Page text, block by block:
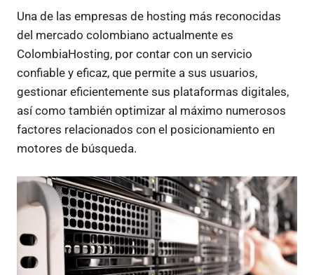
Una de las empresas de hosting más reconocidas
del mercado colombiano actualmente es
ColombiaHosting, por contar con un servicio
confiable y eficaz, que permite a sus usuarios,
gestionar eficientemente sus plataformas digitales,
así como también optimizar al máximo numerosos
factores relacionados con el posicionamiento en
motores de búsqueda.